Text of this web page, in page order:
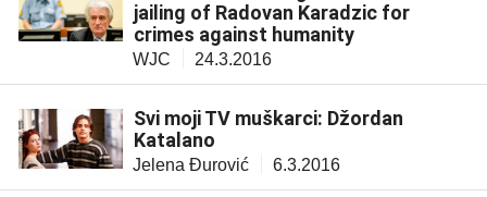
jailing of Radovan Karadzic for
crimes against humanity
WJC 24.3.2016
Svi moji TV muškarci: Džordan
Katalano
Jelena Đurović 6.3.2016